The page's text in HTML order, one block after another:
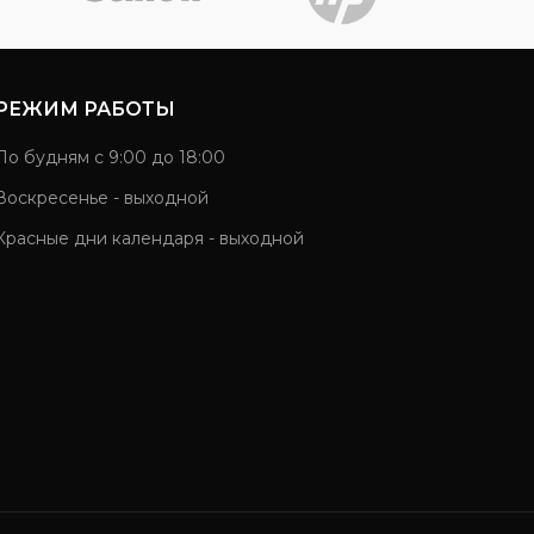
РАБОТЫ
будням с 9:00 до 18:00
- выходной
дни календаря - выходной